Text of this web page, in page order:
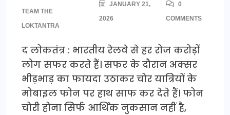
TEAM THE
LOKTANTRA
JANUARY 21,
2026
0
COMMENTS
द लोकतंत्र : भारतीय रेलवे से हर रोज करोड़ों
लोग सफर करते हैं। सफर के दौरान अक्सर
भीड़भाड़ का फायदा उठाकर चोर यात्रियों के
मोबाइल फोन पर हाथ साफ कर देते हैं। फोन
चोरी होना सिर्फ आर्थिक नुकसान नहीं है,